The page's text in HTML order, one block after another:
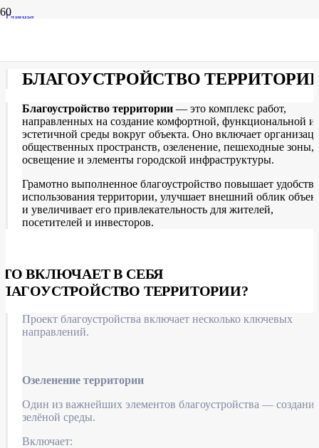
Главная
БЛАГОУСТРОЙСТВО
Благоустройство территории — это комплекс работ,
направленных на создание комфортной, функциональной и
эстетичной среды вокруг объекта. Оно включает
общественных пространств, озеленение, пешеходные зоны,
освещение и элементы городской инфраструктуры.
Грамотно выполненное благоустройство повышает удобство
использования территории, улучшает внешний облик
и увеличивает его привлекательность для жителей,
посетителей и инвесторов.
ВКЛЮЧАЕТ В СЕБЯ
ТЕРРИТОРИИ?
Проект благоустройства включает несколько ключевых
направлений.
Озеленение территории
Один из важнейших элементов благоустройства — создание
зелёной среды.
Включает: